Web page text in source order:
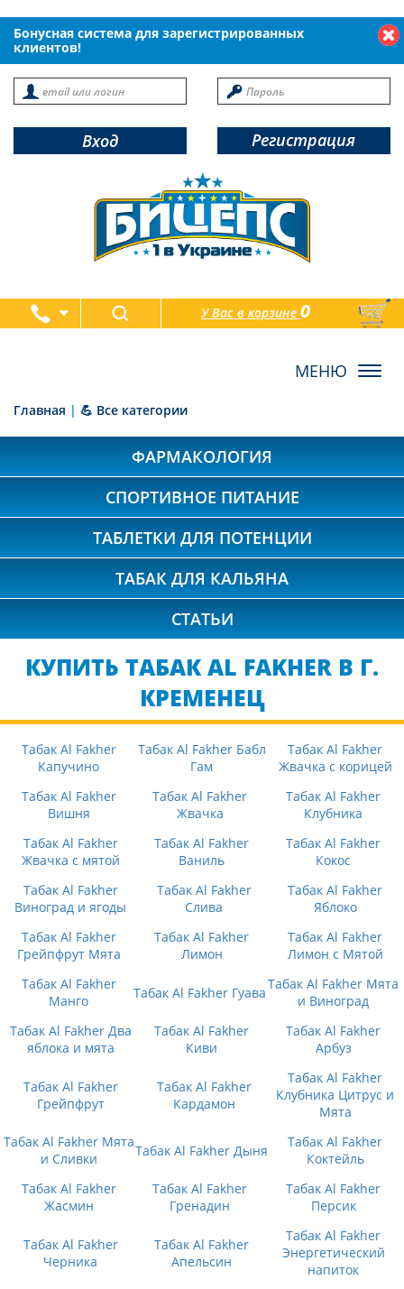
Бонусная система для зарегистрированных
клиентов!
Вход Регистрация
У Вас в корзине0
товаров
Главная | 💪 Все категории
ФАРМАКОЛОГИЯ
СПОРТИВНОЕ ПИТАНИЕ
ТАБЛЕТКИ ДЛЯ ПОТЕНЦИИ
ТАБАК ДЛЯ КАЛЬЯНА
СТАТЬИ
КУПИТЬ ТАБАК AL FAKHER В Г.
КРЕМЕНЕЦ
Табак Al Fakher
Капучино
Табак Al Fakher Бабл
Гам
Табак Al Fakher
Жвачка с корицей
Табак Al Fakher
Вишня
Табак Al Fakher
Жвачка
Табак Al Fakher
Клубника
Табак Al Fakher
Жвачка с мятой
Табак Al Fakher
Ваниль
Табак Al Fakher
Кокос
Табак Al Fakher
Виноград и ягоды
Табак Al Fakher
Слива
Табак Al Fakher
Яблоко
Табак Al Fakher
Грейпфрут Мята
Табак Al Fakher
Лимон
Табак Al Fakher
Лимон с Мятой
Табак Al Fakher
Манго
Табак Al Fakher ГуаваТабак Al Fakher Мята
и Виноград
Табак Al Fakher Два
яблока и мята
Табак Al Fakher
Киви
Табак Al Fakher
Арбуз
Табак Al Fakher
Грейпфрут
Табак Al Fakher
Кардамон
Табак Al Fakher
Клубника Цитрус и
Мята
Табак Al Fakher Мята
и Сливки
Табак Al Fakher Дыня
Табак Al Fakher
Коктейль
Табак Al Fakher
Жасмин
Табак Al Fakher
Гренадин
Табак Al Fakher
Персик
Табак Al Fakher
Черника
Табак Al Fakher
Апельсин
Табак Al Fakher
Энергетический
напиток